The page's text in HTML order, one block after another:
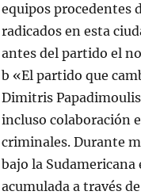
equipos procedentes
radicados en esta
antes del partido el
b «El partido que
Dimitris
incluso colaboración
criminales. Durante
bajo la
acumulada a través